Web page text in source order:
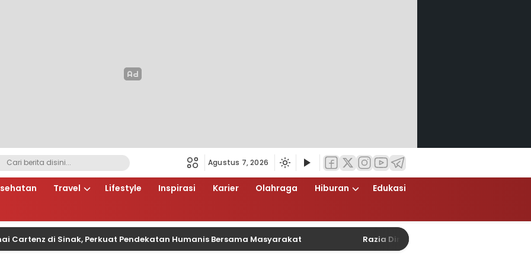
Agustus 7, 2026
Travel Lifestyle Inspirasi Karier Olahraga Hiburan
Edukasi
di Sinak, Perkuat Pendekatan Humanis Bersama Masyarakat Razia Dini Hari Polsek Cempaka Putih